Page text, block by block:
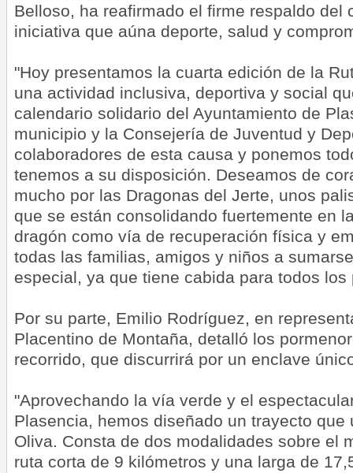
Belloso, ha reafirmado el firme respaldo del
iniciativa que aúna deporte, salud y
"Hoy presentamos la cuarta edición de la
una actividad inclusiva, deportiva y social
calendario solidario del Ayuntamiento de
municipio y la Consejería de Juventud y
colaboradores de esta causa y ponemos
tenemos a su disposición. Deseamos de
mucho por las Dragonas del Jerte, unos
que se están consolidando fuertemente en
dragón como vía de recuperación física y
todas las familias, amigos y niños a
especial, ya que tiene cabida para todos
Por su parte, Emilio Rodríguez, en
Placentino de Montaña, detalló los
recorrido, que discurrirá por un enclave
"Aprovechando la vía verde y el
Plasencia, hemos diseñado un trayecto que
Oliva. Consta de dos modalidades sobre el
ruta corta de 9 kilómetros y una larga de